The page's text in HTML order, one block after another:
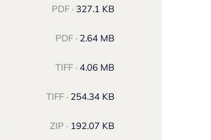
PDF · 327.1 KB
PDF · 2.64 MB
TIFF · 4.06 MB
TIFF · 254.34 KB
ZIP · 192.07 KB